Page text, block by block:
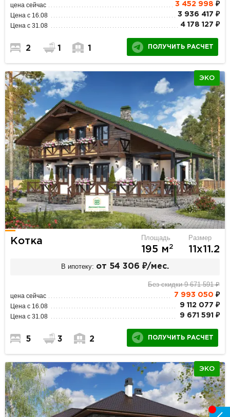
цена сейчас 3 452 998 ₽
Цена с 16.08 3 936 417 ₽
Цена с 31.08 4 178 127 ₽
2 1 1 ПОЛУЧИТЬ РАСЧЕТ
ЭКО
Котка Площадь
195 м2
Размер
11х11.2
В ипотеку: от 54 306 ₽/мес.
Без скидки 9 671 591 ₽
цена сейчас 7 993 050 ₽
Цена с 16.08 9 112 077 ₽
Цена с 31.08 9 671 591 ₽
5 3 2 ПОЛУЧИТЬ РАСЧЕТ
ЭКО